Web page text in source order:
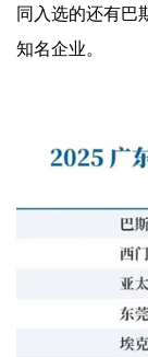
同入选的还有巴
知名企业。